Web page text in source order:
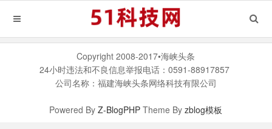
Copyright 2008-2017•海峡头条
24小时违法和不良信息举报电话：0591-88917857
公司名称：福建海峡头条网络科技有限公司
Powered ByZ-BlogPHP Theme Byzblog模板